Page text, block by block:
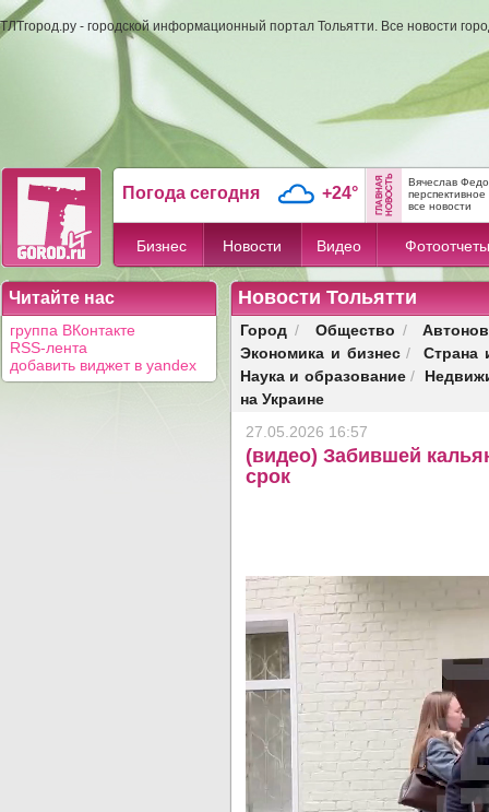
ТЛТгород.ру - городской информационный портал Тольятти. Все новости
Погода сегодня +24°
Вячеслав
все новости
Бизнес Новости Видео Фотоотчеты
Читайте нас
группа ВКонтакте
RSS-лента
добавить виджет в yandex
Новости Тольятти
Город / Общество /
Экономика и бизнес/
Страна
Наука и образование/
на Украине
27.05.2026 16:57
(видео) Забившей
срок